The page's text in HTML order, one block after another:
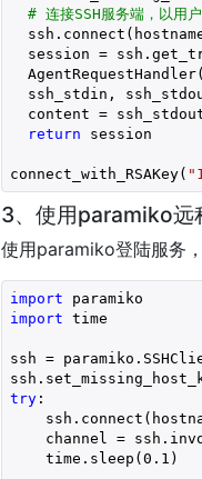
# 连接SSH服务端，以用
session =
ssh_stdin,
content =
return session
connect_with_RSAKey(
3、使用paramiko远
使用paramiko登陆服务
import
import time
ssh =
try:
channel =
    time.sleep(
0.1 )